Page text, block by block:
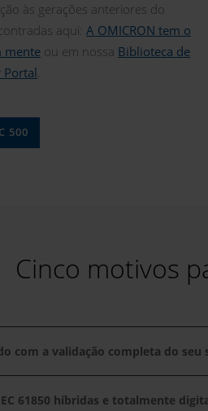
às gerações anteriores do
aqui: A OMICRON tem o
mente ou em nossa Biblioteca de
Portal.
500
Cinco motivos
com a validação completa do seu
61850 híbridas e totalmente